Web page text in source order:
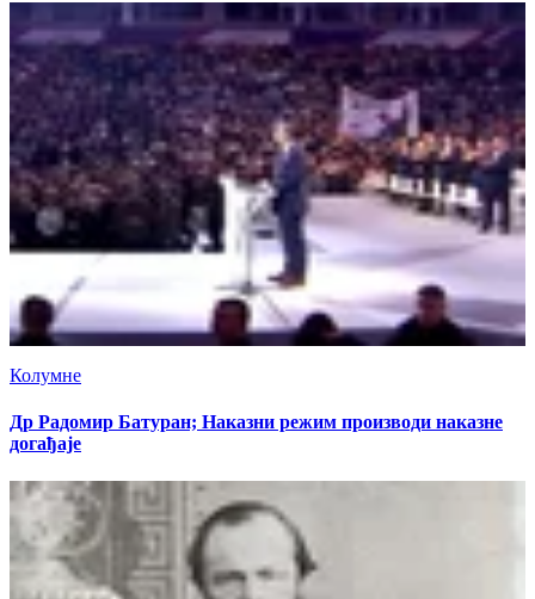
Колумне
Др Радомир Батуран; Наказни режим производи наказне
догађаје